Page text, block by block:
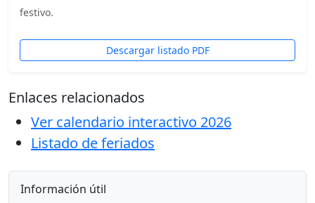
festivo.
Descargar listado PDF
Enlaces relacionados
Ver calendario interactivo 2026
Listado de feriados
Información útil